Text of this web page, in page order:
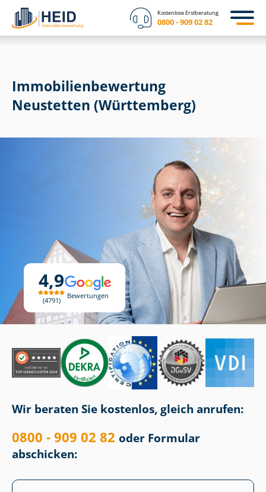
Kostenlose Erstberatung
0800 - 909 02 82
4,9
4791
Bewertungen
Immobilien­bewertung
Neustetten (Württemberg)
Wir beraten Sie kostenlos, gleich anrufen:
0800 - 909 02 82 oder Formular
abschicken: